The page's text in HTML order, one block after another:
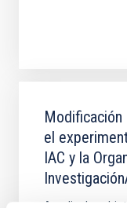
Modificación
el
IAC y la